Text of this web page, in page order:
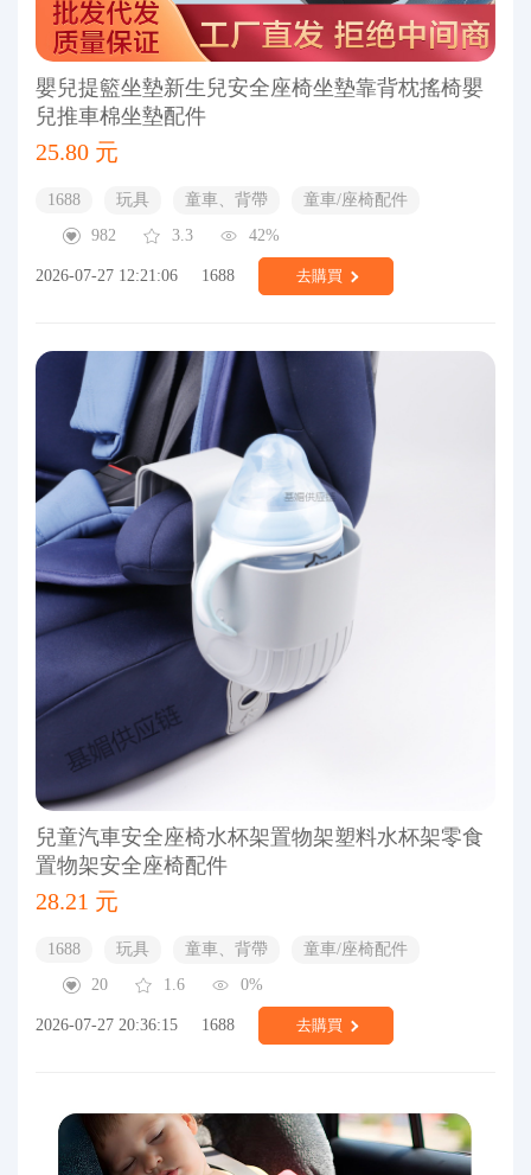
嬰兒提籃坐墊新生兒安全座椅坐墊靠背枕搖椅嬰
兒推車棉坐墊配件
25.80 元
1688 玩具 童車、背帶
童車/座椅配件
982
3.3 42%
2026-07-27 12:21:06 1688 去購買
兒童汽車安全座椅水杯架置物架塑料水杯架零食
置物架安全座椅配件
28.21 元
1688 玩具 童車、背帶
童車/座椅配件
20
1.6 0%
2026-07-27 20:36:15 1688 去購買